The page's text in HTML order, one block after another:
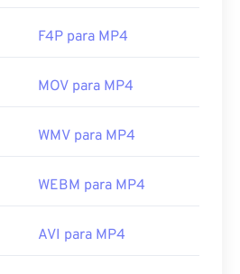
1999
wiki/MPEG-4
F4P para MP4
MOV para MP4
WMV para MP4
WEBM para MP4
AVI para MP4